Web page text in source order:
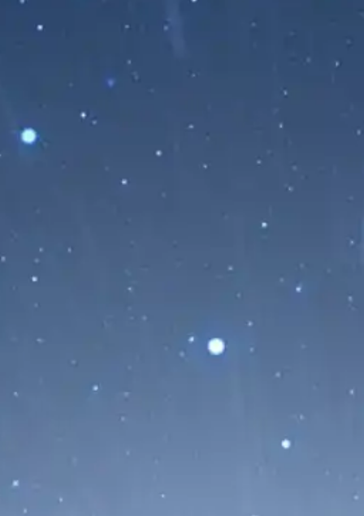
Espectaculares Imágenes de
Marte Captadas por la Sonda
impresionante vídeo en time-lapse de